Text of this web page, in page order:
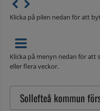
Klicka på pilen nedan för att
Klicka på menyn nedan för att
eller flera veckor.
Sollefteå kommun